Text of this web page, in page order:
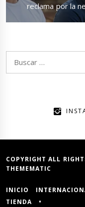
post:
reclama por la
COPYRIGHT ALL
THEMEMATIC
INICIO
TIENDA
•